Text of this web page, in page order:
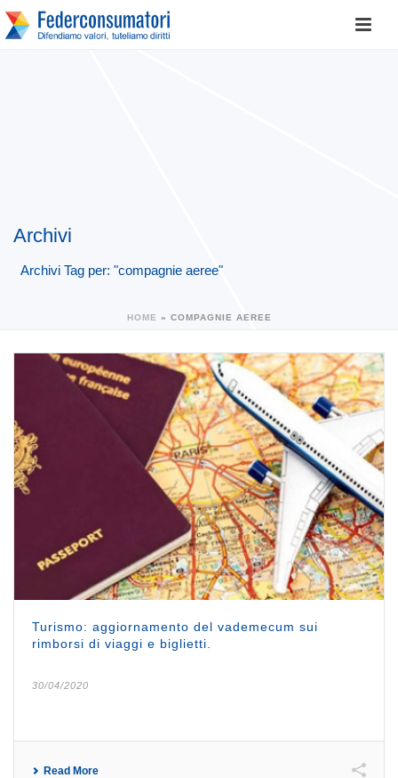
Archivi
Archivi Tag per: "compagnie aeree"
HOME » COMPAGNIE AEREE
Turismo: aggiornamento del vademecum sui
rimborsi di viaggi e biglietti.
30/04/2020
Read More